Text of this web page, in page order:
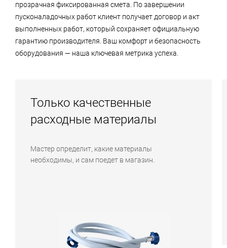
прозрачная фиксированная смета. По завершении
пусконаладочных работ клиент получает договор и акт
выполненных работ, который сохраняет официальную
гарантию производителя. Ваш комфорт и безопасность
оборудования — наша ключевая метрика успеха.
Только качественные
расходные материалы
Мастер определит, какие материалы
необходимы, и сам поедет в магазин.